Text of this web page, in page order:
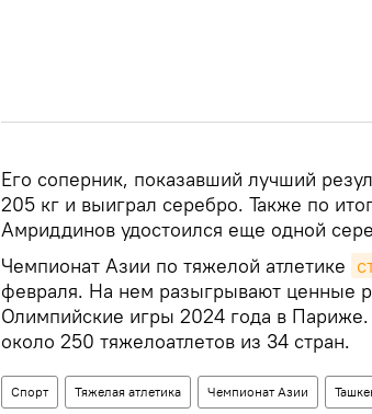
Его соперник, показавший лучший
205 кг и выиграл серебро. Также по
Амриддинов удостоился еще одной
Чемпионат Азии по тяжелой атлетике
февраля. На нем разыгрывают ценные
Олимпийские игры 2024 года в Париже.
около 250 тяжелоатлетов из 34 стран.
Спорт Тяжелая атлетика Чемпионат Азии